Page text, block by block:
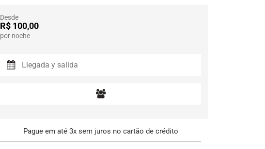
Desde
R$ 100,00
por noche
Pague em até 3x sem juros no cartão de crédito